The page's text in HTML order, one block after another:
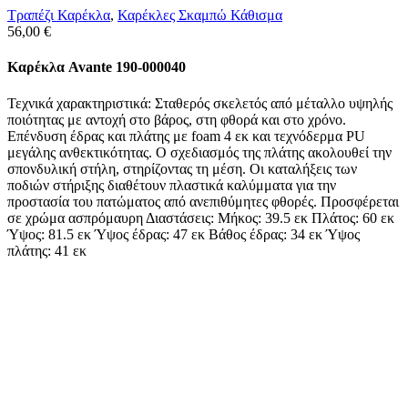
Τραπέζι Καρέκλα, Καρέκλες Σκαμπώ Κάθισμα
56,00 €
Καρέκλα Avante 190-000040
Τεχνικά χαρακτηριστικά: Σταθερός σκελετός από μέταλλο υψηλής
ποιότητας με αντοχή στο βάρος, στη φθορά και στο χρόνο.
Επένδυση έδρας και πλάτης με foam 4 εκ και τεχνόδερμα PU
μεγάλης ανθεκτικότητας. Ο σχεδιασμός της πλάτης ακολουθεί την
σπονδυλική στήλη, στηρίζοντας τη μέση. Οι καταλήξεις των
ποδιών στήριξης διαθέτουν πλαστικά καλύμματα για την
προστασία του πατώματος από ανεπιθύμητες φθορές. Προσφέρεται
σε χρώμα ασπρόμαυρη Διαστάσεις: Μήκος: 39.5 εκ Πλάτος: 60 εκ
Ύψος: 81.5 εκ Ύψος έδρας: 47 εκ Βάθος έδρας: 34 εκ Ύψος
πλάτης: 41 εκ